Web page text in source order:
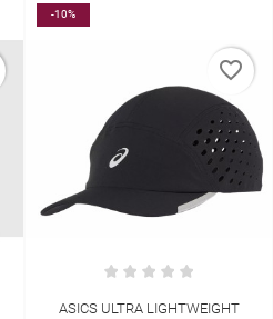
-10%
ASICS ULTRA LIGHTWEIGHT
favorite_border